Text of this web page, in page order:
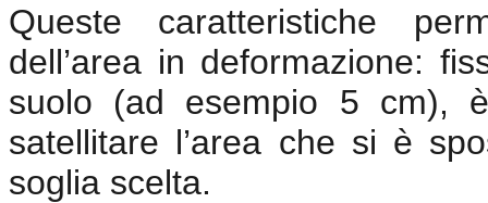
Queste caratteristiche
dell’area in deformazione:
suolo (ad esempio 5 cm),
satellitare l’area che si è
soglia scelta.